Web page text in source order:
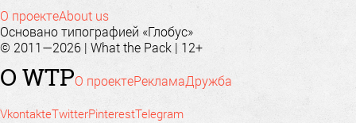
О проектеAbout us
Основано типографией «Глобус»
© 2011—2026 | What the Pack | 12+
О WTPО проектеРекламаДружба
VkontakteTwitterPinterestTelegram